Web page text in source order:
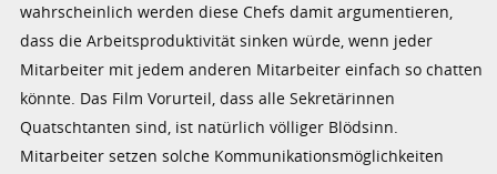
wahrscheinlich werden diese Chefs damit argumentieren,
dass die Arbeitsproduktivität sinken würde, wenn jeder
Mitarbeiter mit jedem anderen Mitarbeiter einfach so chatten
könnte. Das Film Vorurteil, dass alle Sekretärinnen
Quatschtanten sind, ist natürlich völliger Blödsinn.
Mitarbeiter setzen solche Kommunikationsmöglichkeiten